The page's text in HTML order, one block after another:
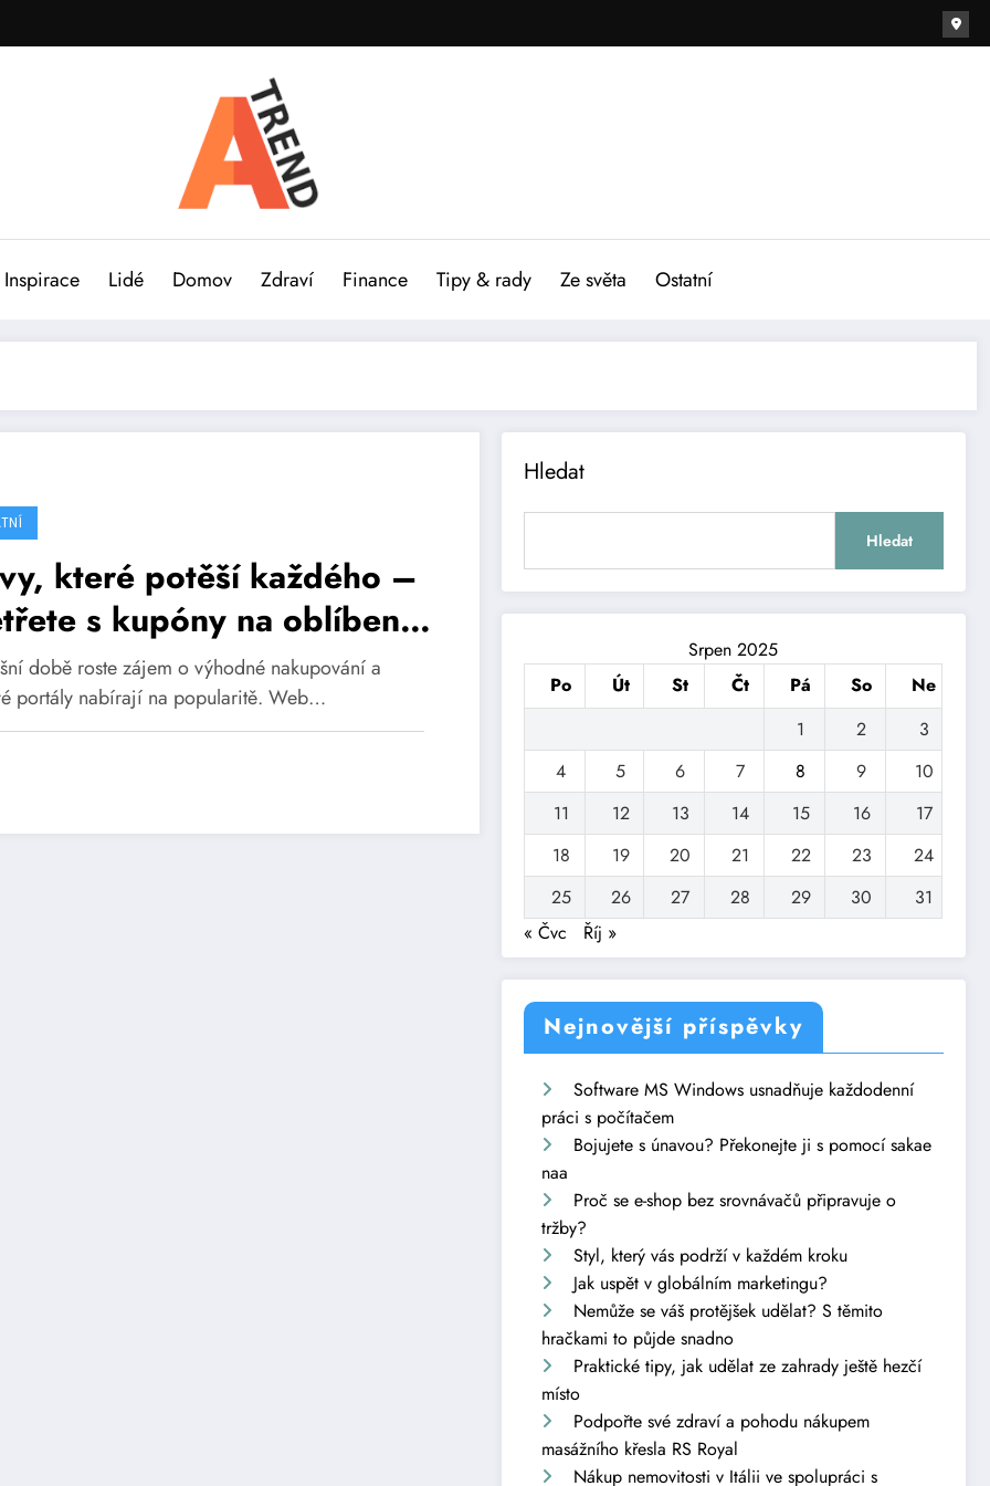
Inspirace Lidé Domov Zdraví Finance Tipy & rady Ze světa Ostatní
které potěší každého –
s kupóny na oblíbené
době roste zájem o výhodné nakupování a
portály nabírají na popularitě. Web…
Hledat
Hledat
Srpen 2025
Po
Út St Čt Pá So
Ne
1
2
3
4
5 6 7 8 9
10
11
12 13 14 15 16
17
18
19 20 21 22 23
24
25
26 27 28 29 30
31
« Čvc
Říj »
Nejnovější příspěvky
Software MS Windows usnadňuje každodenní
práci s počítačem
Bojujete s únavou? Překonejte ji s pomocí sakae
naa
Proč se e-shop bez srovnávačů připravuje o
tržby?
Styl, který vás podrží v každém kroku
Jak uspět v globálním marketingu?
Nemůže se váš protějšek udělat? S těmito
hračkami to půjde snadno
Praktické tipy, jak udělat ze zahrady ještě hezčí
místo
Podpořte své zdraví a pohodu nákupem
masážního křesla RS Royal
Nákup nemovitosti v Itálii ve spolupráci s